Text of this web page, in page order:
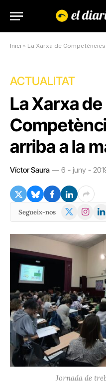
Inici » La Xarxa de
ACTUALITAT
La Xarxa de
arriba a la
Víctor Saura 6 - juny -
Segueix-nos
X
Jornada de